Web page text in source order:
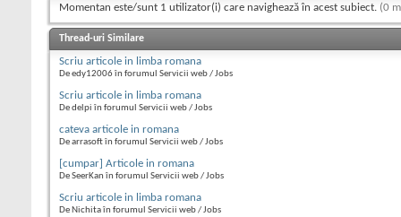
Momentan este/sunt 1 utilizator(i) care navighează în acest subiect. (0
Thread-uri Similare
Scriu articole in limba romana
De edy12006 în forumul Servicii web / Jobs
Scriu articole in limba romana
De delpi în forumul Servicii web / Jobs
cateva articole in romana
De arrasoft în forumul Servicii web / Jobs
[cumpar] Articole in romana
De SeerKan în forumul Servicii web / Jobs
Scriu articole in limba romana
De Nichita în forumul Servicii web / Jobs